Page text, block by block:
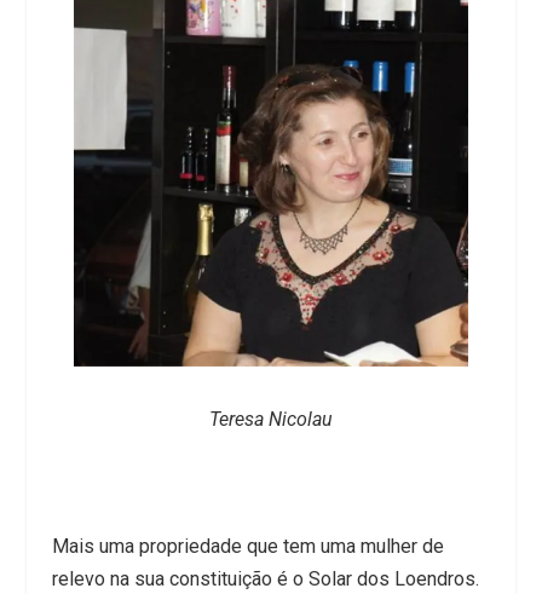
Teresa Nicolau
Mais uma propriedade que tem uma mulher de
relevo na sua constituição é o Solar dos Loendros.